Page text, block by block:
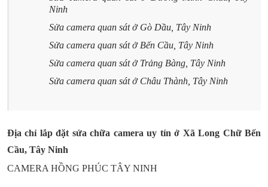
Ninh
Sửa camera quan sát ở Gò Dầu, Tây Ninh
Sửa camera quan sát ở Bến Cầu, Tây Ninh
Sửa camera quan sát ở Trảng Bàng, Tây Ninh
Sửa camera quan sát ở Châu Thành, Tây Ninh
Địa chỉ lắp đặt sửa chữa camera uy tín ở XãLong Chữ Bến
Cầu, Tây Ninh
CAMERA HỒNG PHÚC TÂY NINH